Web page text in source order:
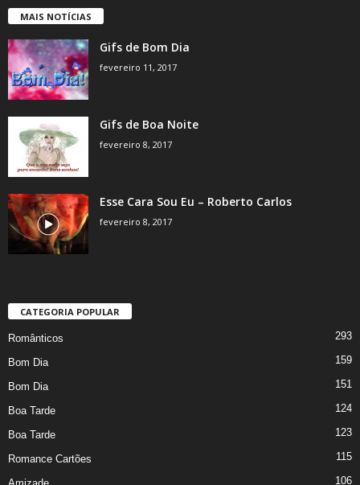
MAIS NOTÍCIAS
Gifs de Bom Dia
fevereiro 11, 2017
Gifs de Boa Noite
fevereiro 8, 2017
Esse Cara Sou Eu – Roberto Carlos
fevereiro 8, 2017
CATEGORIA POPULAR
Românticos 293
Bom Dia 159
Bom Dia 151
Boa Tarde 124
Boa Tarde 123
Romance Cartões 115
106